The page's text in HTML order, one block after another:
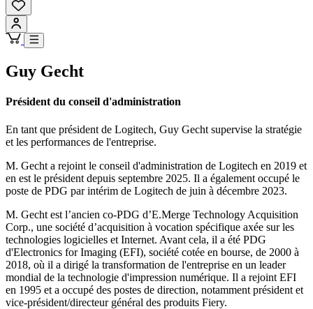
Guy Gecht
Président du conseil d'administration
En tant que président de Logitech, Guy Gecht supervise la stratégie
et les performances de l'entreprise.
M. Gecht a rejoint le conseil d'administration de Logitech en 2019 et
en est le président depuis septembre 2025. Il a également occupé le
poste de PDG par intérim de Logitech de juin à décembre 2023.
M. Gecht est l’ancien co-PDG d’E.Merge Technology Acquisition
Corp., une société d’acquisition à vocation spécifique axée sur les
technologies logicielles et Internet. Avant cela, il a été PDG
d'Electronics for Imaging (EFI), société cotée en bourse, de 2000 à
2018, où il a dirigé la transformation de l'entreprise en un leader
mondial de la technologie d'impression numérique. Il a rejoint EFI
en 1995 et a occupé des postes de direction, notamment président et
vice-président/directeur général des produits Fiery.